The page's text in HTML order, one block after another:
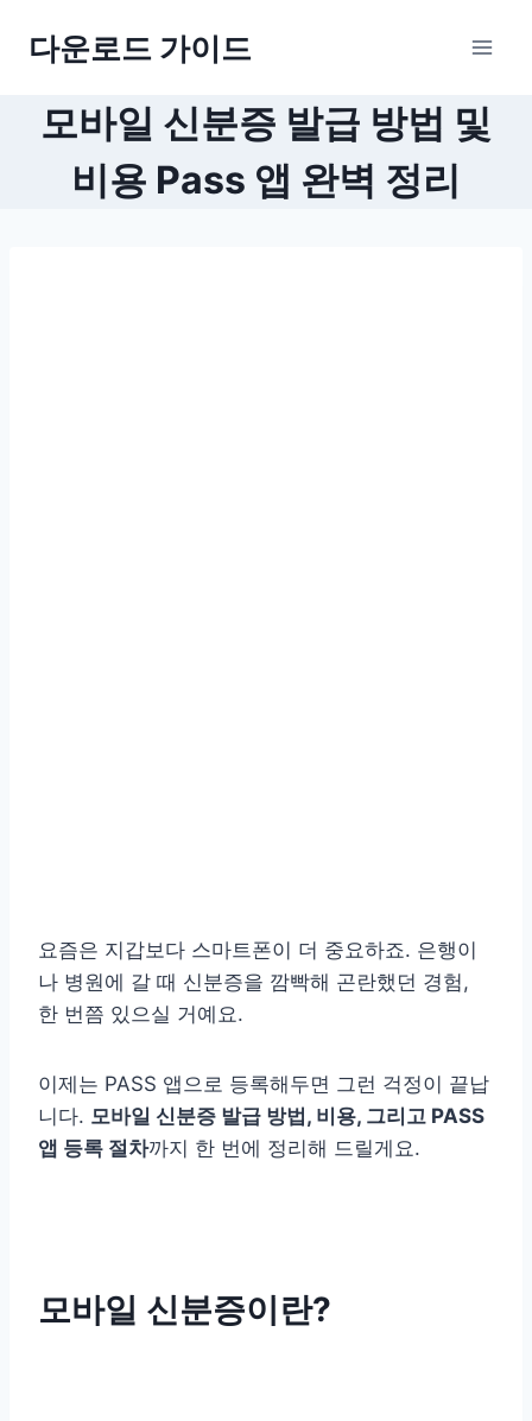
다운로드 가이드
모바일 신분증 발급 방법 및
비용 Pass 앱 완벽 정리
요즘은 지갑보다 스마트폰이 더 중요하죠. 은행이
나 병원에 갈 때 신분증을 깜빡해 곤란했던 경험,
한 번쯤 있으실 거예요.
이제는 PASS 앱으로 등록해두면 그런 걱정이 끝납
니다. 모바일 신분증 발급 방법, 비용, 그리고 PASS
앱 등록 절차까지 한 번에 정리해 드릴게요.
모바일 신분증이란?